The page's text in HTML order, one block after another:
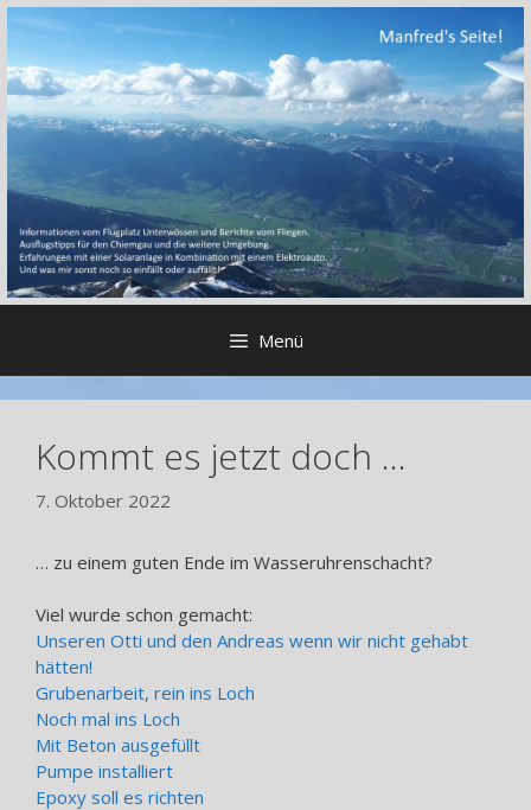
Zum
springen
Menü
Kommt es jetzt doch …
7. Oktober 2022
… zu einem guten Ende im Wasseruhrenschacht?
Viel wurde schon gemacht:
Unseren Otti und den Andreas wenn wir nicht gehabt
hätten!
Grubenarbeit, rein ins Loch
Noch mal ins Loch
Mit Beton ausgefüllt
Pumpe installiert
Epoxy soll es richten